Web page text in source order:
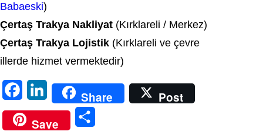
Babaeski)
Çertaş Trakya Nakliyat (Kırklareli / Merkez)
Çertaş Trakya Lojistik (Kırklareli ve çevre
illerde hizmet vermektedir)
a
c
i
n
Share
Post
Save